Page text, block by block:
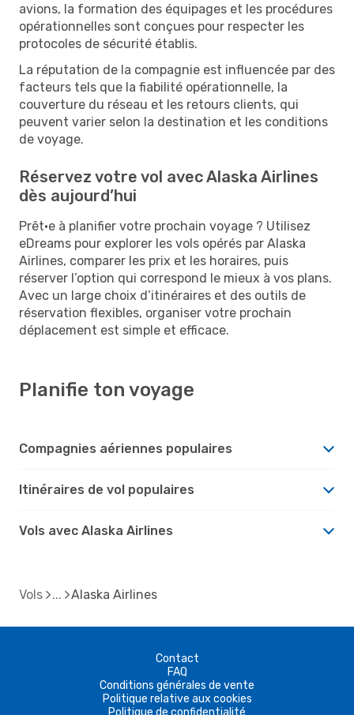
avions, la formation des équipages et les procédures
opérationnelles sont conçues pour respecter les
protocoles de sécurité établis.
La réputation de la compagnie est influencée par des
facteurs tels que la fiabilité opérationnelle, la
couverture du réseau et les retours clients, qui
peuvent varier selon la destination et les conditions
de voyage.
Réservez votre vol avec Alaska Airlines
dès aujourd’hui
Prêt·e à planifier votre prochain voyage ? Utilisez
eDreams pour explorer les vols opérés par Alaska
Airlines, comparer les prix et les horaires, puis
réserver l’option qui correspond le mieux à vos plans.
Avec un large choix d’itinéraires et des outils de
réservation flexibles, organiser votre prochain
déplacement est simple et efficace.
Planifie ton voyage
Compagnies aériennes populaires
Itinéraires de vol populaires
Vols avec Alaska Airlines
Vols Alaska Airlines
Contact
FAQ
Conditions générales de vente
Politique relative aux cookies
Politique de confidentialité